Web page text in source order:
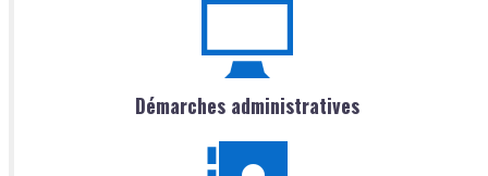
Démarches administratives